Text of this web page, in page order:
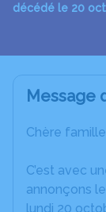
décédé le 20
Message
Chère
C’est avec
annonçons
lundi 20